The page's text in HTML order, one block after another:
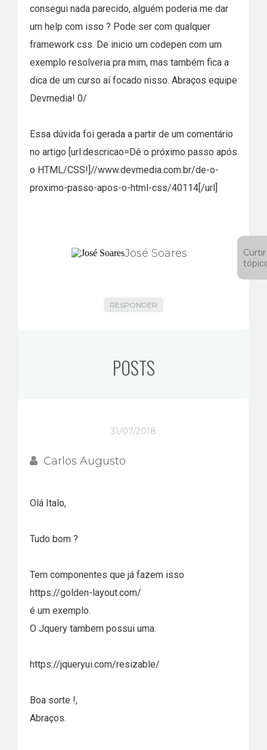
consegui nada parecido, alguém poderia me dar
um help com isso ? Pode ser com qualquer
framework css. De inicio um codepen com um
exemplo resolveria pra mim, mas também fica a
dica de um curso aí focado nisso. Abraços equipe
Devmedia! 0/
Essa dúvida foi gerada a partir de um comentário
no artigo [url:descricao=Dê o próximo passo após
o HTML/CSS!]//www.devmedia.com.br/de-o-
proximo-passo-apos-o-html-css/40114[/url]
José Soares
Curtir
RESPONDER
POSTS
31/07/2018
Carlos Augusto
Olá Italo,
Tudo bom ?
Tem componentes que já fazem isso
https://golden-layout.com/
é um exemplo.
O Jquery tambem possui uma.
https://jqueryui.com/resizable/
Boa sorte !,
Abraços.